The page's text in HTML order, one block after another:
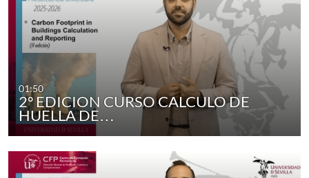
01:50
2º EDICION CURSO CALCULO DE
HUELLA DE…